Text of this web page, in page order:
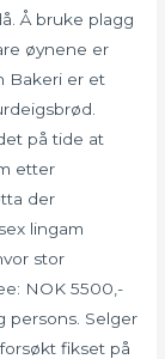
Å bruke plagg
øynene er
Bakeri er et
på tide at
etter
der
lingam
stor
NOK 5500,-
persons. Selger
fikset på